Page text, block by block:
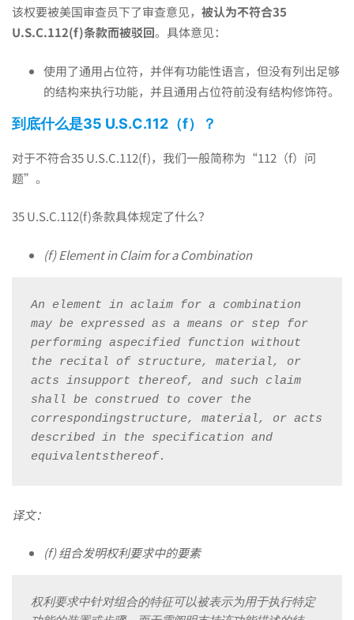
而
被
认
为
不
楚
该权要被美国审查员下了审查意见， 被认为不符合35
U.S.C.112(f)条款而被驳回。具体意见：
使用了通用占位符，并伴有功能性语言，但没有列出足够
的结构来执行功能，并且通用占位符前没有结构修饰符。
到底什么是35 U.S.C.112 （f）？
对于不符合35 U.S.C.112(f)，我们一般简称为“112（f）问
题”。
35 U.S.C.112(f)条款具体规定了什么？
(f) Element in Claim for a Combination
An element in aclaim for a combination
may be expressed as a means or step for
performing aspecified function without
the recital of structure, material, or
acts insupport thereof, and such claim
shall be construed to cover the
correspondingstructure, material, or acts
described in the specification and
equivalentsthereof.
译文：
(f) 组合发明权利要求中的要素
权利要求中针对组合的特征可以被表示为用于执行特定